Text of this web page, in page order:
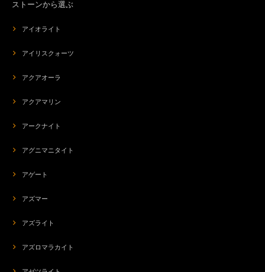
ストーンから選ぶ
アイオライト
アイリスクォーツ
アクアオーラ
アクアマリン
アークナイト
アグニマニタイト
アゲート
アズマー
アズライト
アズロマラカイト